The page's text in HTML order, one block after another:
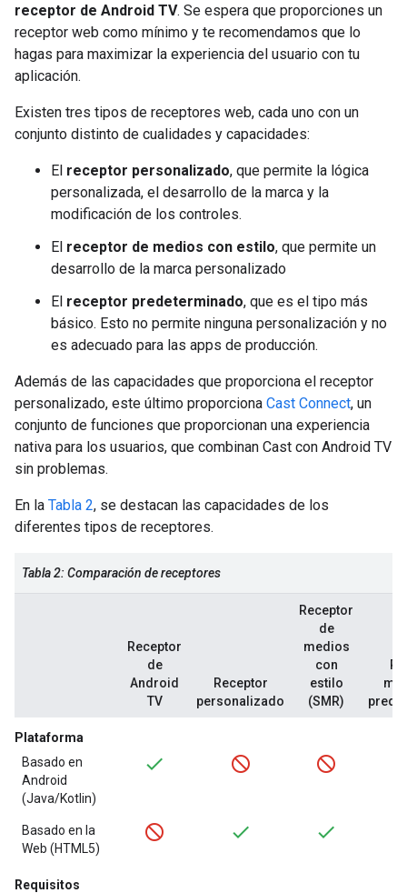
receptor de Android TV. Se espera que proporciones un
receptor web como mínimo y te recomendamos que lo
hagas para maximizar la experiencia del usuario con tu
aplicación.
Existen tres tipos de receptores web, cada uno con un
conjunto distinto de cualidades y capacidades:
El receptor personalizado, que permite la lógica
personalizada, el desarrollo de la marca y la
modificación de los controles.
El receptor de medios con estilo, que permite un
desarrollo de la marca personalizado
El receptor predeterminado, que es el tipo más
básico. Esto no permite ninguna personalización y no
es adecuado para las apps de producción.
Además de las capacidades que proporciona el receptor
personalizado, este último proporciona Cast Connect, un
conjunto de funciones que proporcionan una experiencia
nativa para los usuarios, que combinan Cast con Android TV
sin problemas.
En la Tabla 2, se destacan las capacidades de los
diferentes tipos de receptores.
Tabla 2: Comparación de receptores
Receptor
de
Android
TV
Receptor
personalizado
Receptor
de
medios
con
estilo
(SMR)
Plataforma
Basado en
Android
(Java/Kotlin)
Basado en la
Web (HTML5)
Requisitos